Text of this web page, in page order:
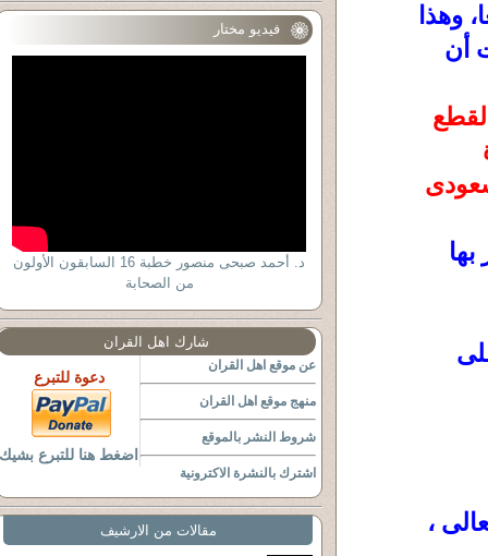
وهذا
أن
لقطع
،
فيديو مختار
د. أحمد صبحى منصور خطبة 16 السابقون الأولون
من الصحابة
شارك اهل القران
عن موقع اهل القران
منهج موقع اهل القران
شروط النشر بالموقع
اشترك بالنشرة الاكترونية
دعوة للتبرع
اضغط هنا للتبرع بشيك
مقالات من الارشيف